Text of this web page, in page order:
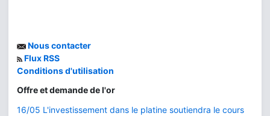
Nous contacter
Flux RSS
Conditions d'utilisation
Offre et demande de l'or
16/05 L'investissement dans le platine soutiendra le cours